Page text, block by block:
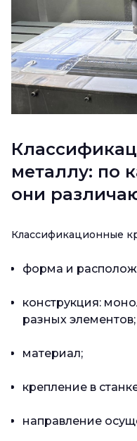
металлу: по
они
Классификационные
форма и
конструкция:
разных элементов;
материал;
крепление в
направление